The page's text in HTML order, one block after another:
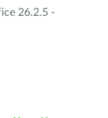
26.2.5 -